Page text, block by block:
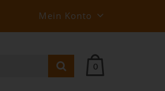
Mein Konto
0